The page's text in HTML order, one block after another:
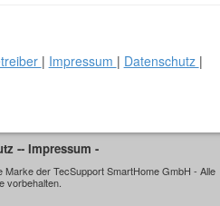
| Impressum | Datenschutz |
-- Impressum -
der TecSupport SmartHome GmbH - Alle
vorbehalten.